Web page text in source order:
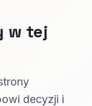
w tej
decyzji i